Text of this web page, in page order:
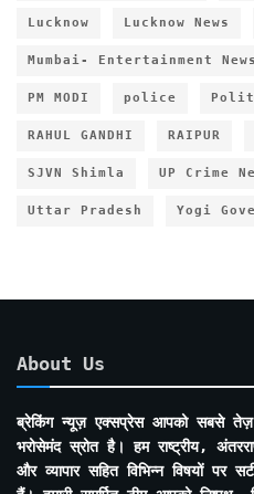
Lucknow Lucknow News
Mumbai- Entertainment News
PM MODI police
RAHUL GANDHI RAIPUR
SJVN Shimla UP Crime
Uttar Pradesh Yogi
About Us
ब्रेकिंग न्यूज़ एक्सप्रेस आपको सबसे
भरोसेमंद स्रोत है। हम राष्ट्रीय,
और व्यापार सहित विभिन्न विषयों पर